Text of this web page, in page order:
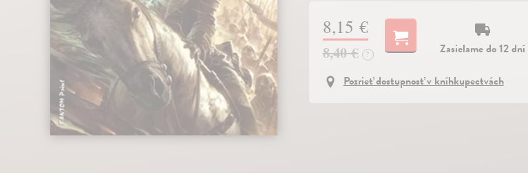
8,15 €
8,40 € ?
Zasielame do 12 dní
Pozrieť dostupnosť v kníhkupectvách